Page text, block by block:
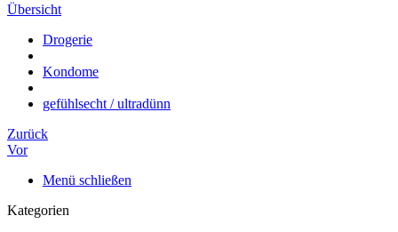
Übersicht
Drogerie
Kondome
gefühlsecht / ultradünn
Zurück
Vor
Menü schließen
Kategorien